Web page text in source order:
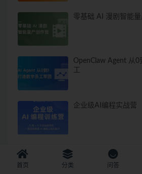
零基础 AI 漫剧智能
OpenClaw Agent 从
企业级AI编程实战营
首页 分类 问答